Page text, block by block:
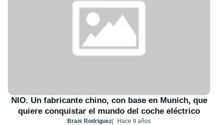
NIO. Un fabricante chino, con base en Munich, que
quiere conquistar el mundo del coche eléctrico
Brais Rodriguez Hace 9 años